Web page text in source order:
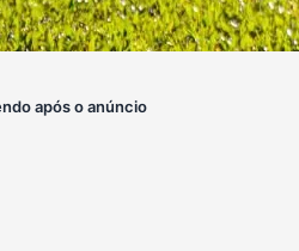
após o anúncio